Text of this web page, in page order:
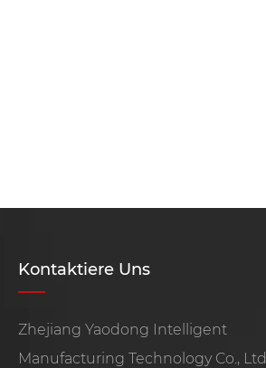
ermöglicht einen
Kontaktiere Uns
Zhejiang Yaodong Intelligent
Manufacturing Technology Co., Ltd.